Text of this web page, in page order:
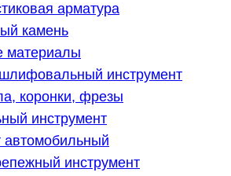
арматура
камень
материалы
инструмент
коронки, фрезы
инструмент
автомобильный
инструмент